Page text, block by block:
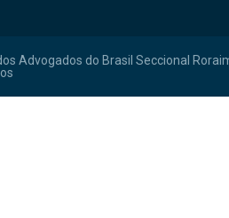
Advogados do Brasil Seccional